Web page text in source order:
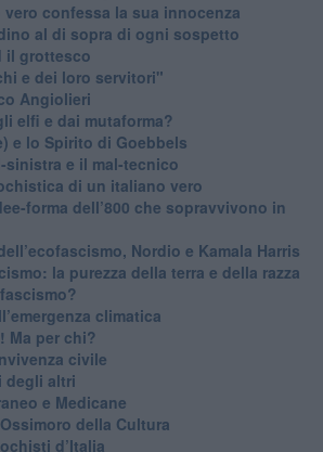
confessa la sua innocenza
al di sopra di ogni sospetto
il grottesco
e dei loro servitori"
Angiolieri
elfi e dai mutaforma?
e lo Spirito di Goebbels
sinistra e il mal-tecnico
di un italiano vero
forma dell’800 che sopravvivono in
Nordio e Kamala Harris
la purezza della terra e della razza
climatica
Ma per chi?
civile
degli altri
e Medicane
della Cultura
d’Italia